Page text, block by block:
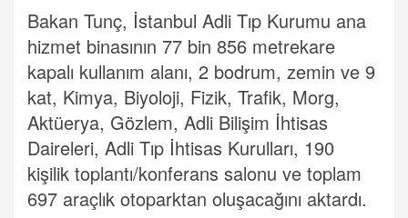
Bakan Tunç, İstanbul Adli Tıp Kurumu ana
hizmet binasının 77 bin 856 metrekare
kapalı kullanım alanı, 2 bodrum, zemin ve 9
kat, Kimya, Biyoloji, Fizik, Trafik, Morg,
Aktüerya, Gözlem, Adli Bilişim İhtisas
Daireleri, Adli Tıp İhtisas Kurulları, 190
kişilik toplantı/konferans salonu ve toplam
697 araçlık otoparktan oluşacağını aktardı.